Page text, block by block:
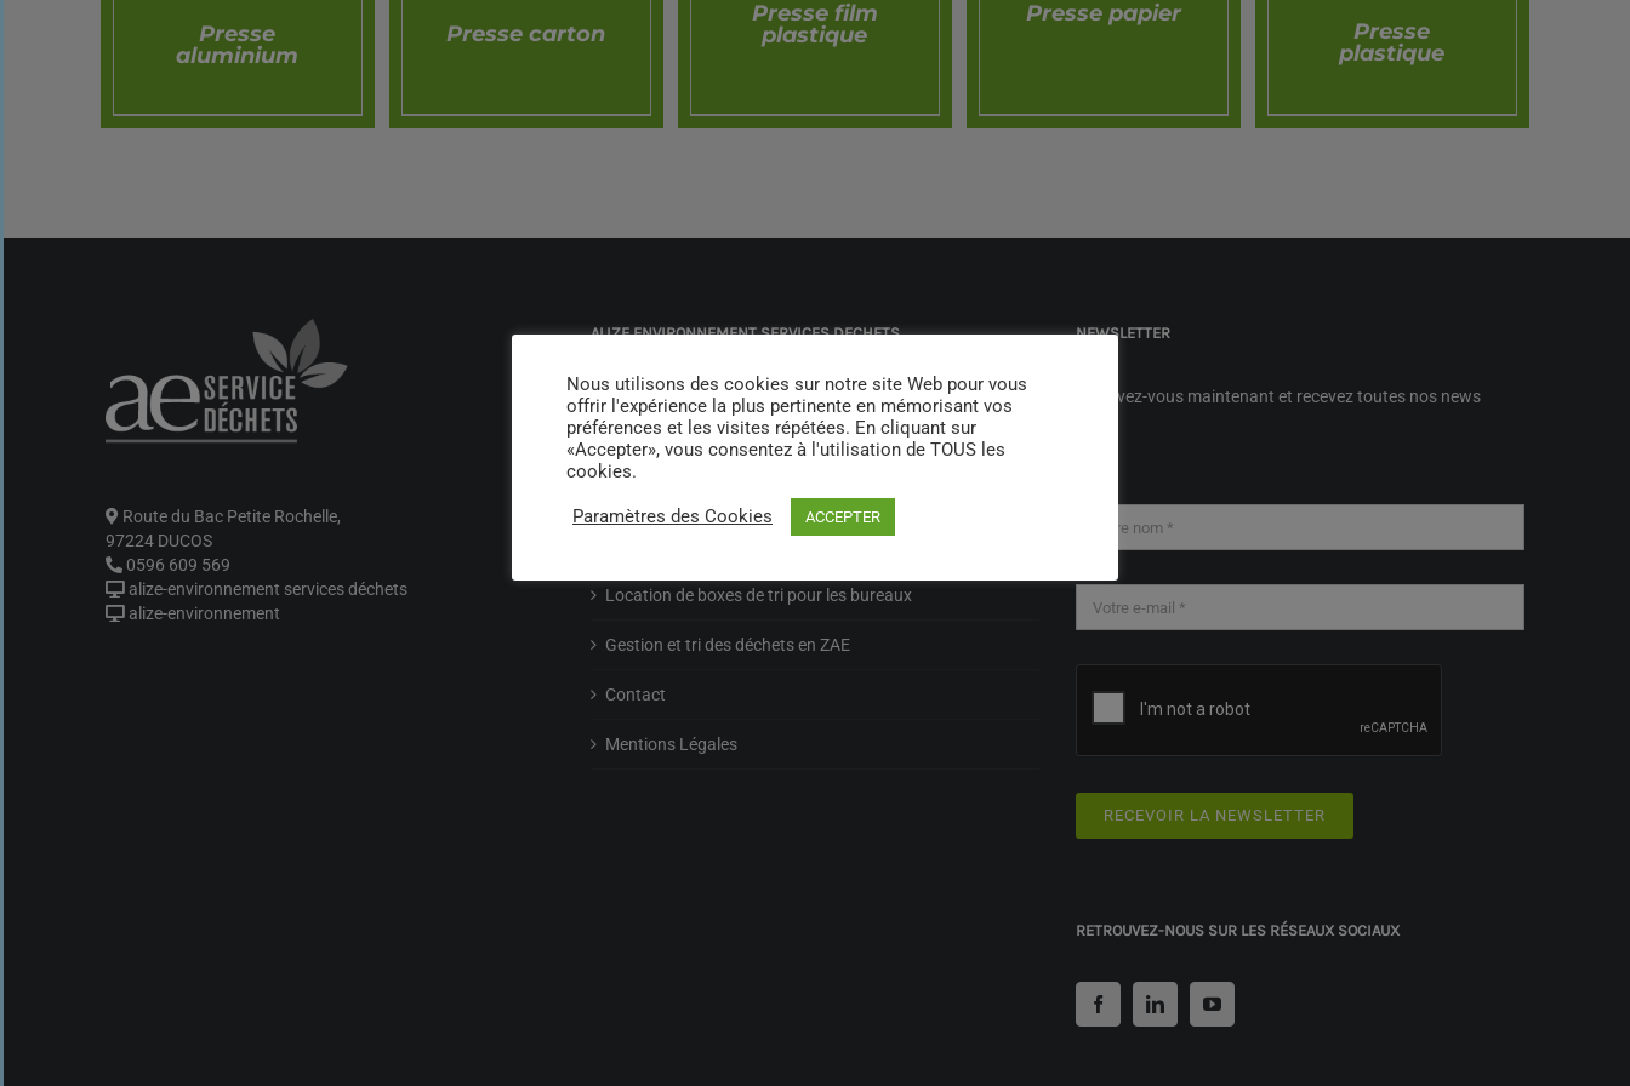
Presse
aluminium
Presse carton
APERÇU
Presse film
plastique
Presse papier
Presse
plastique
Route du Bac Petite Rochelle,
97224 DUCOS
0596 609 569
alize-environnement services déchets
alize-environnement
ALIZE ENVIRONNEMENT SERVICES DECHETS
Location de Bennes
Location de big bag
Location de boxes de tri pour les bureaux
Gestion et tri des déchets en ZAE
Contact
Mentions Légales
NEWSLETTER
Inscrivez-vous maintenant et recevez toutes nos news
RECEVOIR LA NEWSLETTER
RETROUVEZ-NOUS SUR LES RÉSEAUX SOCIAUX
Nous utilisons des cookies sur notre site Web pour vous
offrir l'expérience la plus pertinente en mémorisant vos
préférences et les visites répétées. En cliquant sur
«Accepter», vous consentez à l'utilisation de TOUS les
cookies.
Paramètres des Cookies ACCEPTER